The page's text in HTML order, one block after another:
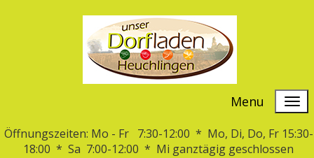
Menu
Öffnungszeiten: Mo - Fr 7:30-12:00 * Mo, Di, Do, Fr 15:30-
18:00 * Sa 7:00-12:00 * Mi ganztägig geschlossen